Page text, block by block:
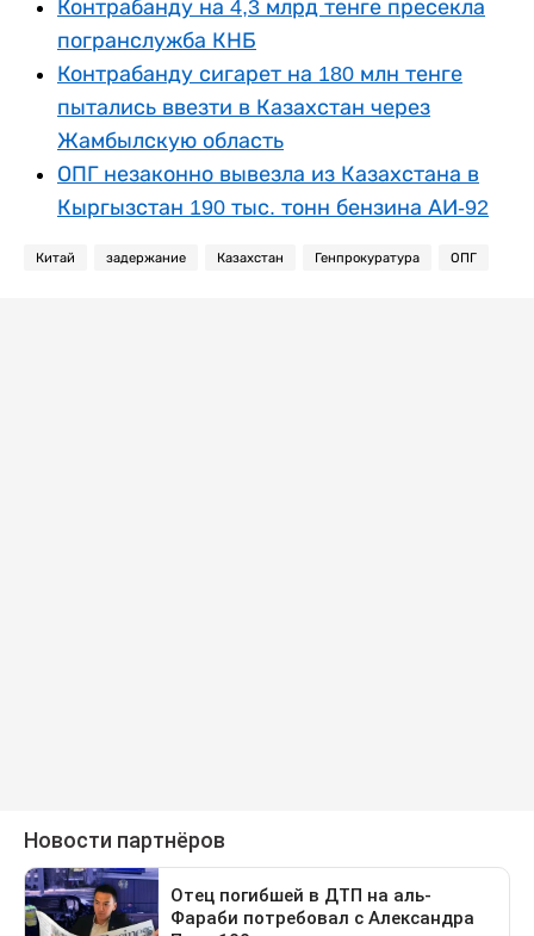
Контрабанду на 4,3 млрд тенге пресекла
погранслужба КНБ
Контрабанду сигарет на 180 млн тенге
пытались ввезти в Казахстан через
Жамбылскую область
ОПГ незаконно вывезла из Казахстана в
Кыргызстан 190 тыс. тонн бензина АИ-92
Китай задержание Казахстан Генпрокуратура ОПГ